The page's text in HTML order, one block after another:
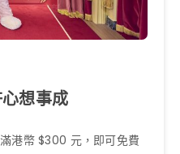
想事成
港幣 $300 元，即可免費